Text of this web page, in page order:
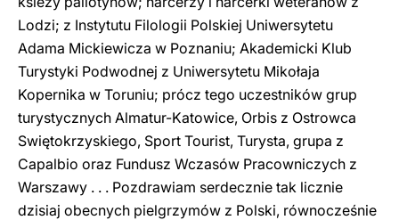
Lodzi; z Instytutu Filologii Polskiej Uniwersytetu
Adama Mickiewicza w Poznaniu; Akademicki Klub
Turystyki Podwodnej z Uniwersytetu Mikołaja
Kopernika w Toruniu; prócz tego uczestników grup
turystycznych Almatur-Katowice, Orbis z Ostrowca
Swiętokrzyskiego, Sport Tourist, Turysta, grupa z
Capalbio oraz Fundusz Wczasów Pracowniczych z
Warszawy . . . Pozdrawiam serdecznie tak licznie
dzisiaj obecnych pielgrzymów z Polski, równocześnie